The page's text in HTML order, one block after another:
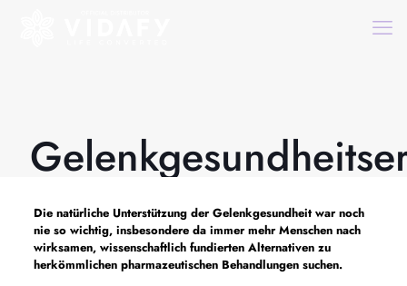
Die natürliche Unterstützung der Gelenkgesundheit war noch
nie so wichtig, insbesondere da immer mehr Menschen nach
wirksamen, wissenschaftlich fundierten Alternativen zu
herkömmlichen pharmazeutischen Behandlungen suchen.